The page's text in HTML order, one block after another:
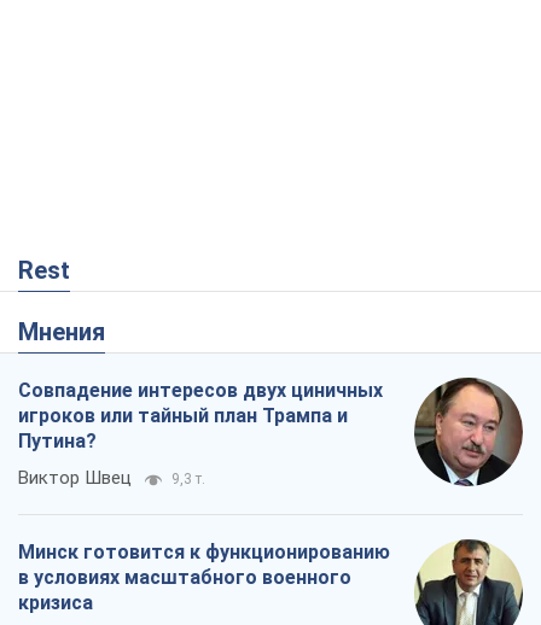
Rest
Мнения
Совпадение интересов двух циничных
игроков или тайный план Трампа и
Путина?
Виктор Швец 9,3 т.
Минск готовится к функционированию
в условиях масштабного военного
кризиса